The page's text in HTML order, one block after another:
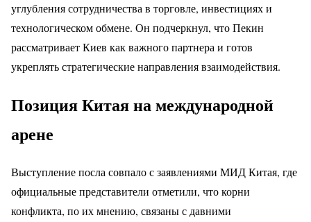
углубления сотрудничества в торговле, инвестициях и
технологическом обмене. Он подчеркнул, что Пекин
рассматривает Киев как важного партнера и готов
укреплять стратегические направления взаимодействия.
Позиция Китая на международной
арене
Выступление посла совпало с заявлениями МИД Китая, где
официальные представители отметили, что корни
конфликта, по их мнению, связаны с давними